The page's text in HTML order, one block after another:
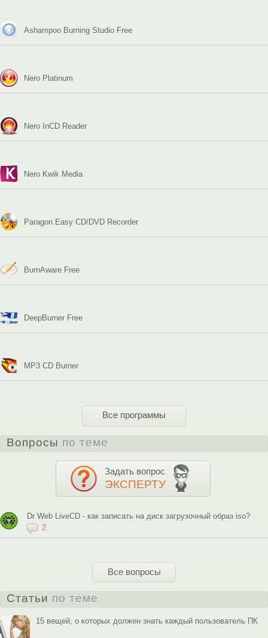
Ashampoo Burning Studio Free
Nero Platinum
Nero InCD Reader
Nero Kwik Media
Paragon Easy CD/DVD Recorder
BurnAware Free
DeepBurner Free
MP3 CD Burner
Все программы
Вопросы по теме
Задать вопрос
ЭКСПЕРТУ
Dr Web LiveCD - как записать на диск загрузочный образ iso?
2
Все вопросы
Статьи по теме
15 вещей, о которых должен знать каждый пользователь ПК